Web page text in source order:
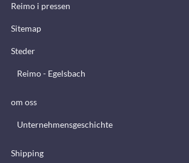
Reimo i pressen
Sitemap
Steder
Reimo - Egelsbach
om oss
Unternehmensgeschichte
Shipping